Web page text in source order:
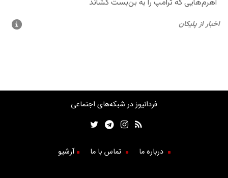
فردانیوز در شبکه‌های اجتماعی
درباره ما تماس با ما آرشیو